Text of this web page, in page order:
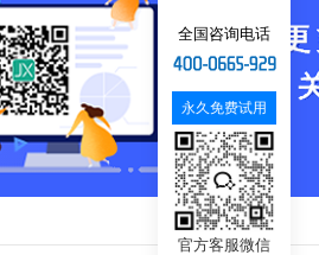
全国咨询电话
永久免费试用
官方客服微信